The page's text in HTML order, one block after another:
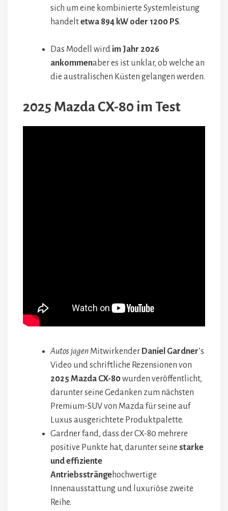
sich um eine kombinierte Systemleistung
handeltetwa 894 kW oder 1200 PS.
Das Modell wird im Jahr 2026
ankommenaber es ist unklar, ob welche an
die australischen Küsten gelangen werden.
2025 Mazda CX-80 im Test
Autos jagen Mitwirkender Daniel Gardner’s
Video und schriftliche Rezensionen von
2025 Mazda CX-80wurden veröffentlicht,
darunter seine Gedanken zum nächsten
Premium-SUV von Mazda für seine auf
Luxus ausgerichtete Produktpalette.
Gardner fand, dass der CX-80 mehrere
positive Punkte hat, darunter seine starke
und effiziente
Antriebssträngehochwertige
Innenausstattung und luxuriöse zweite
Reihe.